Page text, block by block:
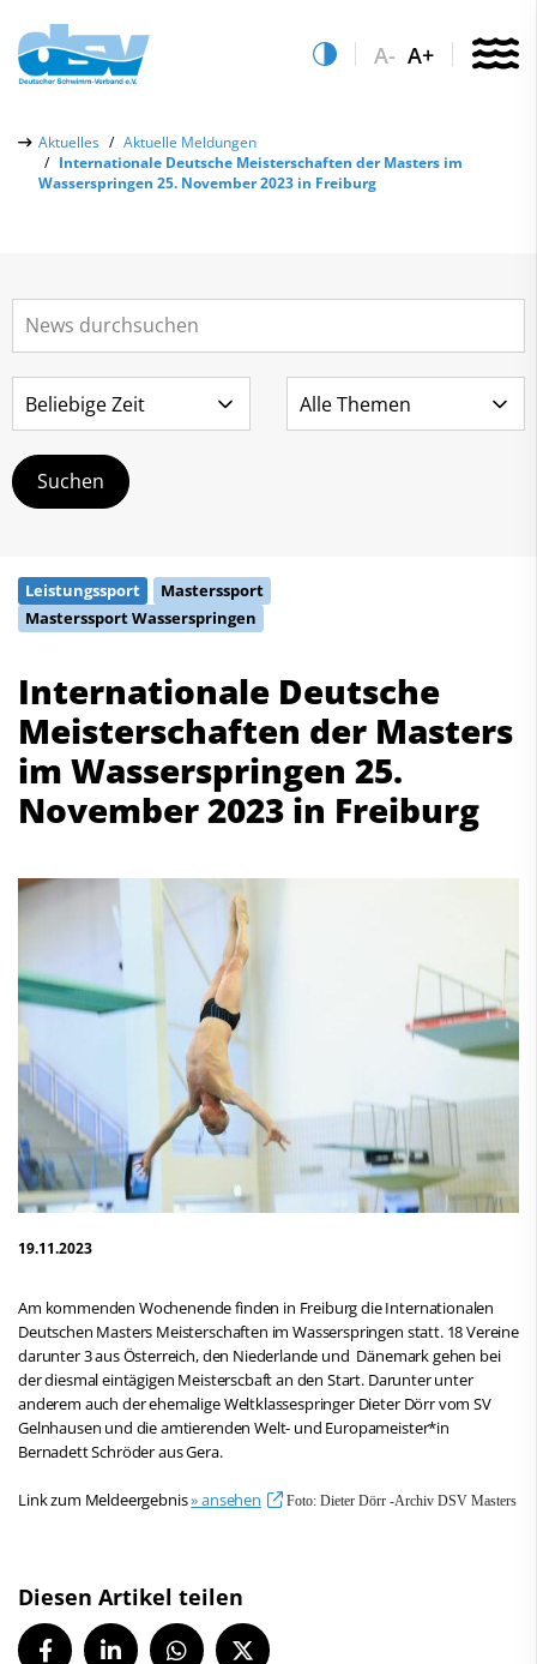
A- A+
Aktuelles
Aktuelle Meldungen
Internationale Deutsche Meisterschaften der Masters im
Wasserspringen 25. November 2023 in Freiburg
Leistungssport
Masterssport
Masterssport Wasserspringen
Internationale Deutsche
Meisterschaften der Masters
im Wasserspringen 25.
November 2023 in Freiburg
19.11.2023
Am kommenden Wochenende finden in Freiburg die Internationalen
Deutschen Masters Meisterschaften im Wasserspringen statt. 18 Vereine
darunter 3 aus Österreich, den Niederlande und Dänemark gehen bei
der diesmal eintägigen Meisterscbaft an den Start. Darunter unter
anderem auch der ehemalige Weltklassespringer Dieter Dörr vom SV
Gelnhausen und die amtierenden Welt- und Europameister*in
Bernadett Schröder aus Gera.
Link zum Meldeergebnis» ansehen Foto: Dieter Dörr -Archiv DSV Masters
Diesen Artikel teilen
Über uns
Aktuelles
Leistungs- & Wettkampfsport
Schwimmen lernen
Sportentwicklung
Service
Vereinsfinder
Lizenzwesen
Zentrale Hinweisstelle
Anti-Doping
Recht auf sicheren Schwimmsport
Abteilungen
Freiwasserschwimmen
Wasserspringen
Synchronschwimmen
Masterssport
Kontakt
Deutscher Schwimm-Verband e.V.
Fax: +49 561 94083-15